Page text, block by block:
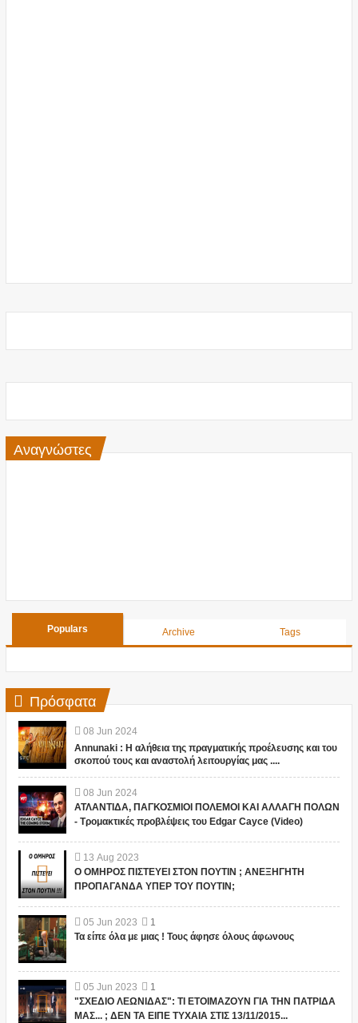
Αναγνώστες
Populars Archive Tags
Πρόσφατα
08 Jun 2024
Annunaki : Η αλήθεια της πραγματικής προέλευσης και του
σκοπού τους και αναστολή λειτουργίας μας ....
08 Jun 2024
ΑΤΛΑΝΤΙΔΑ, ΠΑΓΚΟΣΜΙΟΙ ΠΟΛΕΜΟΙ ΚΑΙ ΑΛΛΑΓΗ ΠΟΛΩΝ
- Τρομακτικές προβλέψεις του Edgar Cayce (Video)
13 Aug 2023
Ο ΟΜΗΡΟΣ ΠΙΣΤΕΥΕΙ ΣΤΟΝ ΠΟΥΤΙΝ ; ΑΝΕΞΗΓΗΤΗ
ΠΡΟΠΑΓΑΝΔΑ ΥΠΕΡ ΤΟΥ ΠΟΥΤΙΝ;
05 Jun 2023
1
Τα είπε όλα με μιας ! Τους άφησε όλους άφωνους
05 Jun 2023
1
"ΣΧΕΔΙΟ ΛΕΩΝΙΔΑΣ": ΤΙ ΕΤΟΙΜΑΖΟΥΝ ΓΙΑ ΤΗΝ ΠΑΤΡΙΔΑ
ΜΑΣ... ; ΔΕΝ ΤΑ ΕΙΠΕ ΤΥΧΑΙΑ ΣΤΙΣ 13/11/2015...